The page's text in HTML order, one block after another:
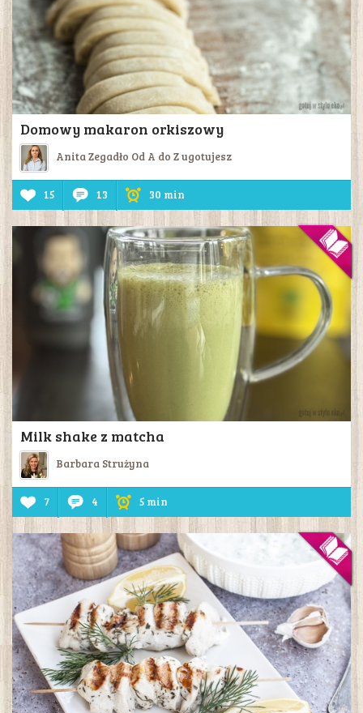
Domowy makaron orkiszowy
Anita Zegadło Od A do Z ugotujesz
15 13 30 min
Milk shake z matcha
Barbara Strużyna
7 4 5 min